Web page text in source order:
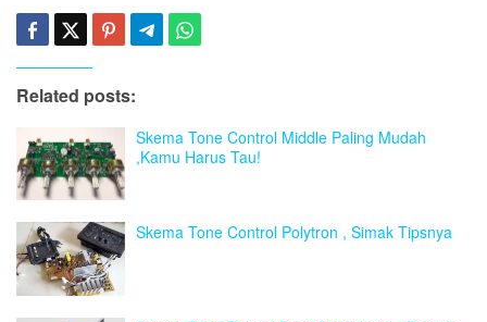
Related posts:
Skema Tone Control Middle Paling Mudah
,Kamu Harus Tau!
Skema Tone Control Polytron , Simak Tipsnya